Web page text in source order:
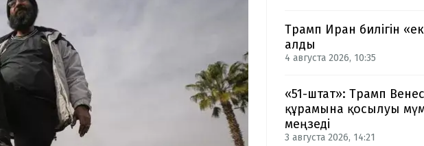
Трамп Иран билігін
алды
4 августа 2026, 10:35
«51-штат»: Трамп
құрамына қосылуы
меңзеді
3 августа 2026, 14:21